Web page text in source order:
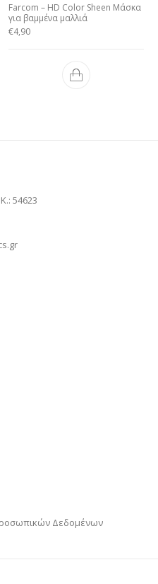
Farcom – HD Color Sheen Μάσκα
για βαμμένα μαλλιά
€4,90
54623
Δεδομένων